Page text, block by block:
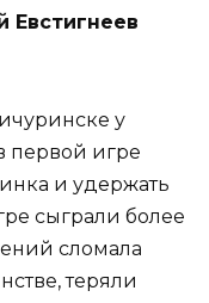
Евстигнеев
у
первой игре
и удержать
сыграли более
сломала
теряли